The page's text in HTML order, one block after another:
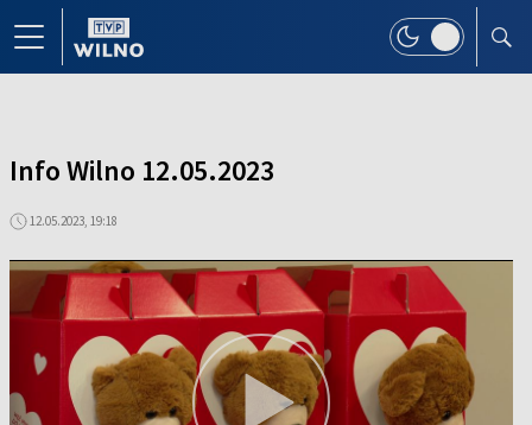
Info Wilno 12.05.2023
12.05.2023, 19:18